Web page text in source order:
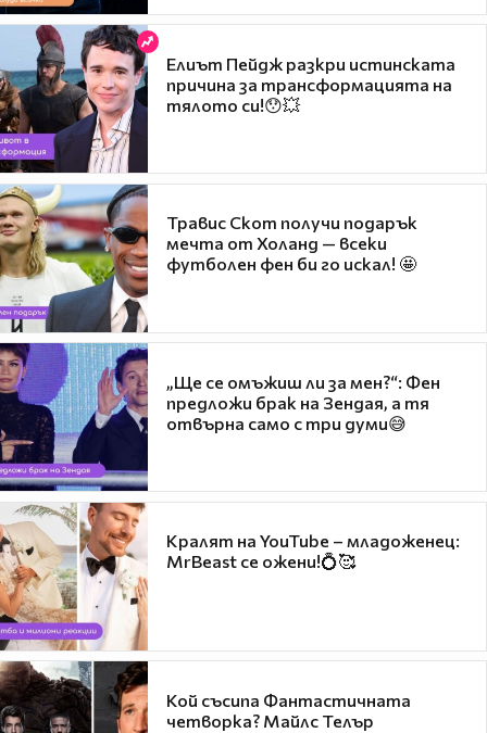
Елиът Пейдж разкри истинската
причина за трансформацията на
тялото си!😯💥
Травис Скот получи подарък
мечта от Холанд — всеки
футболен фен би го искал! 🤩
„Ще се омъжиш ли за мен?“: Фен
предложи брак на Зендая, а тя
отвърна само с три думи😅
Кралят на YouTube – младоженец:
MrBeast се ожени!💍🥰
Кой съсипа Фантастичната
четворка? Майлс Телър